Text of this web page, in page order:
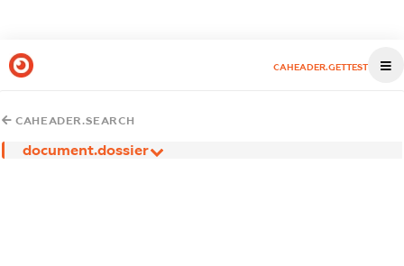
CAHEADER.GETTEST
CAHEADER.SEARCH
document.dossier